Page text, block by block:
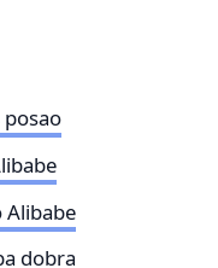
posao
Alibabe
dobra